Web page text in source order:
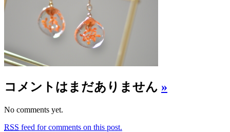
コメントはまだありません »
No comments yet.
RSS feed for comments on this post.